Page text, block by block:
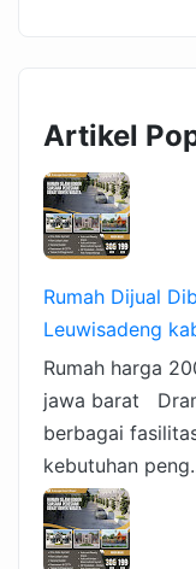
Artikel
Rumah Dijual
Leuwisadeng
Rumah harga
jawa barat
berbagai
kebutuhan